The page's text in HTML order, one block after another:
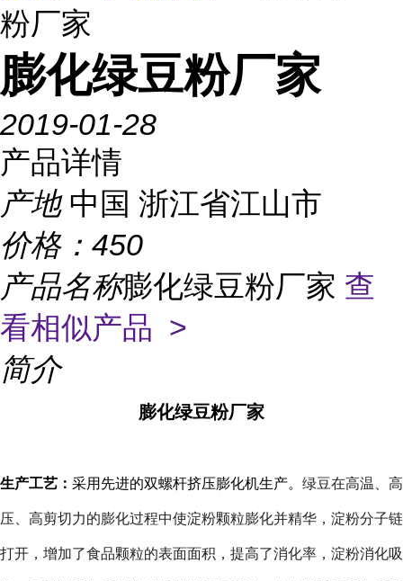
粉厂家
膨化绿豆粉厂家
2019-01-28
产品详情
产地 中国 浙江省江山市
价格： 450
产品名称膨化绿豆粉厂家 查
看相似产品 >
简介
膨化绿豆粉厂家
生产工艺： 采用先进的双螺杆挤压膨化机生产。 绿豆在高温、高
压、高剪切力的膨化过程中使淀粉颗粒膨化并精华，淀粉分子链
打开，增加了食品颗粒的表面面积，提高了消化率，淀粉消化吸